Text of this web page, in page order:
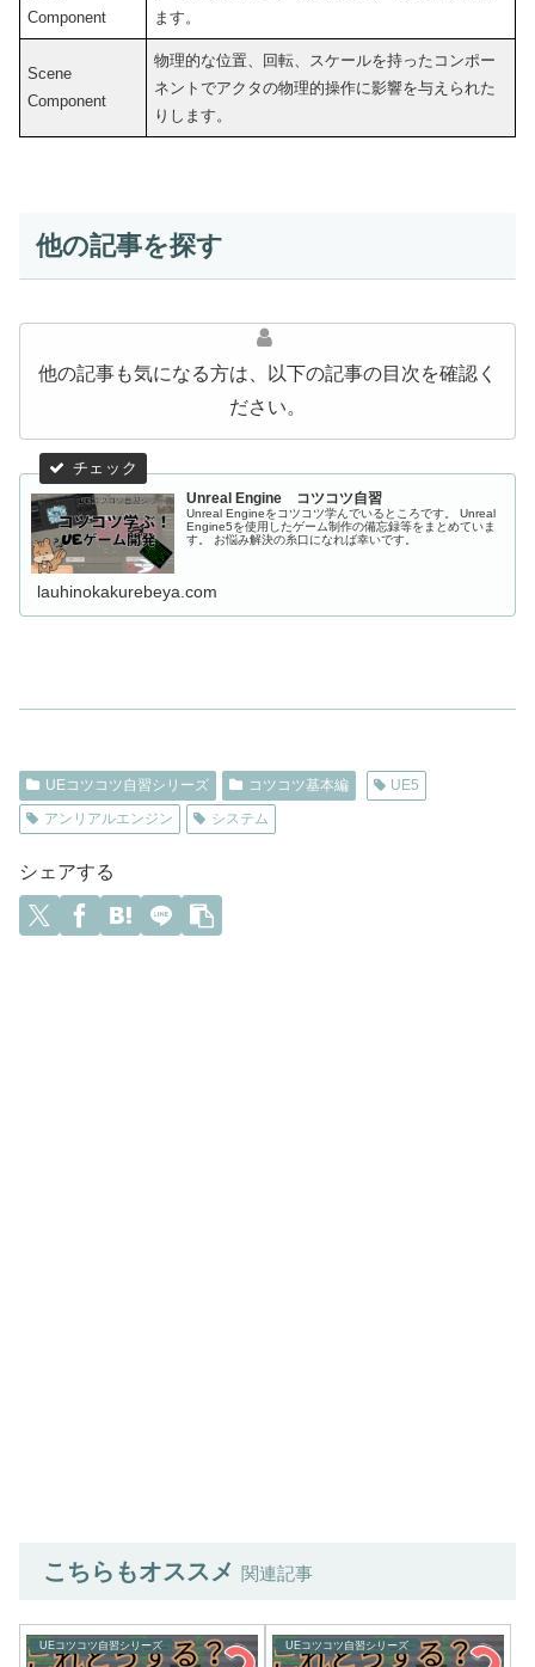
Component
ます。
Scene
Component
物理的な位置、回転、スケールを持ったコンポー
ネントでアクタの物理的操作に影響を与えられた
りします。
他の記事を探す
他の記事も気になる方は、以下の記事の目次を確認く
ださい。
Unreal Engine コツコツ自習
Unreal Engineをコツコツ学んでいるところです。 Unreal
Engine5を使用したゲーム制作の備忘録等をまとめていま
す。 お悩み解決の糸口になれば幸いです。
lauhinokakurebeya.com
UEコツコツ自習シリーズ コツコツ基本編
UE5
アンリアルエンジン
システム
シェアする
こちらもオススメ 関連記事
UEコツコツ自習シリーズ UEコツコツ自習シリーズ